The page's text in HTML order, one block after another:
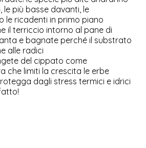
le più basse davanti, le
le ricadenti in primo piano
il terriccio intorno al pane di
e bagnate perché il substrato
alle radici
del cippato come
che limiti la crescita le erbe
dagli stress termici e idrici